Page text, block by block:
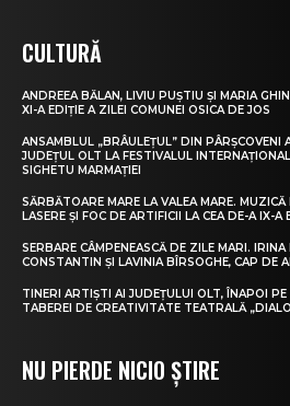
CULTURĂ
ANDREEA BĂLAN, LIVIU PUȘTIU ȘI MARIA
XI-A EDIȚIE A ZILEI COMUNEI OSICA DE JOS
ANSAMBLUL „BRÂULEȚUL” DIN PÂRȘCOVENI
JUDEȚUL OLT LA FESTIVALUL
SIGHETU MARMAȚIEI
SĂRBĂTOARE MARE LA VALEA MARE.
LASERE ȘI FOC DE ARTIFICII LA CEA DE-A IX-A
SERBARE CÂMPENEASCĂ DE ZILE MARI.
CONSTANTIN ȘI LAVINIA BÎRSOGHE, CAP DE
TINERI ARTIȘTI AI JUDEȚULUI OLT, ÎNAPOI PE
TABEREI DE CREATIVITATE TEATRALĂ
NU PIERDE NICIO ȘTIRE